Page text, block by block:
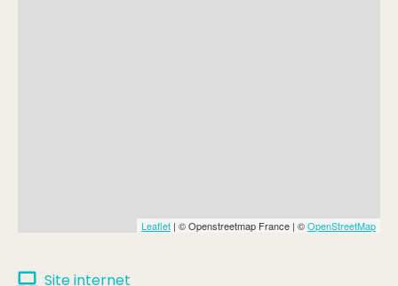
Leaflet | © Openstreetmap France | ©OpenStreetMap
Site internet